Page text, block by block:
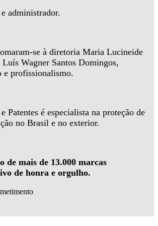
administrador.
se à diretoria Maria Lucineide
Wagner Santos Domingos,
e profissionalismo.
Patentes é especialista na proteção de
no Brasil e no exterior.
de mais de 13.000 marcas
de honra e orgulho.